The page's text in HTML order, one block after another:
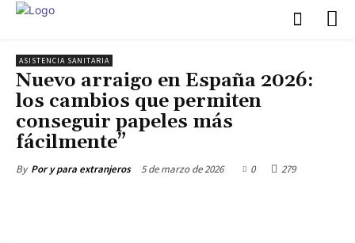
ASISTENCIA SANITARIA
Nuevo arraigo en España 2026:
los cambios que permiten
conseguir papeles más
fácilmente”
By Por y para extranjeros 5 de marzo de 2026 0 279